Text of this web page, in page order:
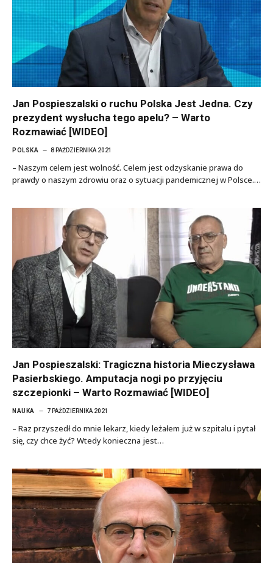
Jan Pospieszalski o ruchu Polska Jest Jedna. Czy
prezydent wysłucha tego apelu? – Warto
Rozmawiać [WIDEO]
POLSKA 8 PAŹDZIERNIKA 2021
– Naszym celem jest wolność. Celem jest odzyskanie prawa do
prawdy o naszym zdrowiu oraz o sytuacji pandemicznej w Polsce.…
Jan Pospieszalski: Tragiczna historia Mieczysława
Pasierbskiego. Amputacja nogi po przyjęciu
szczepionki – Warto Rozmawiać [WIDEO]
NAUKA 7 PAŹDZIERNIKA 2021
– Raz przyszedł do mnie lekarz, kiedy leżałem już w szpitalu i pytał
się, czy chce żyć? Wtedy konieczna jest…